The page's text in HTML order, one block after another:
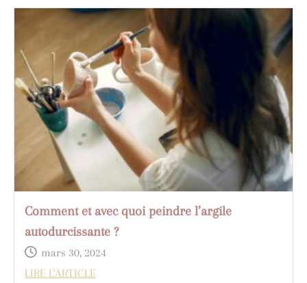
Comment et avec quoi peindre l’argile
autodurcissante ?
mars 30, 2024
LIRE L'ARTICLE